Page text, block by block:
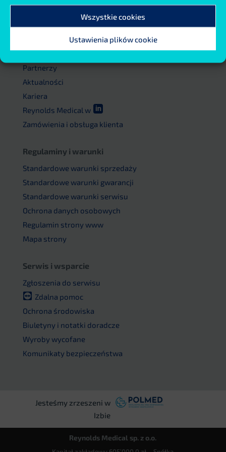
Wszystkie cookies
Ustawienia plików cookie
Reynolds Medical
Dane kontaktowe
Partnerzy
Aktualności
Kariera
Reynolds Medical w 
Zamówienia i obsługa klienta
Regulaminy i warunki
Standardowe warunki sprzedaży
Standardowe warunki gwarancji
Standardowe warunki serwisu
Ochrona danych osobowych
Regulamin strony www
Mapa strony
Serwis i wsparcie
Zgłoszenia do serwisu
Zdalna pomoc
Ochrona środowiska
Biuletyny i notatki doradcze
Wyroby wycofane
Komunikaty bezpieczeństwa
Jesteśmy zrzeszeni w
Izbie
Reynolds Medical sp. z o.o.